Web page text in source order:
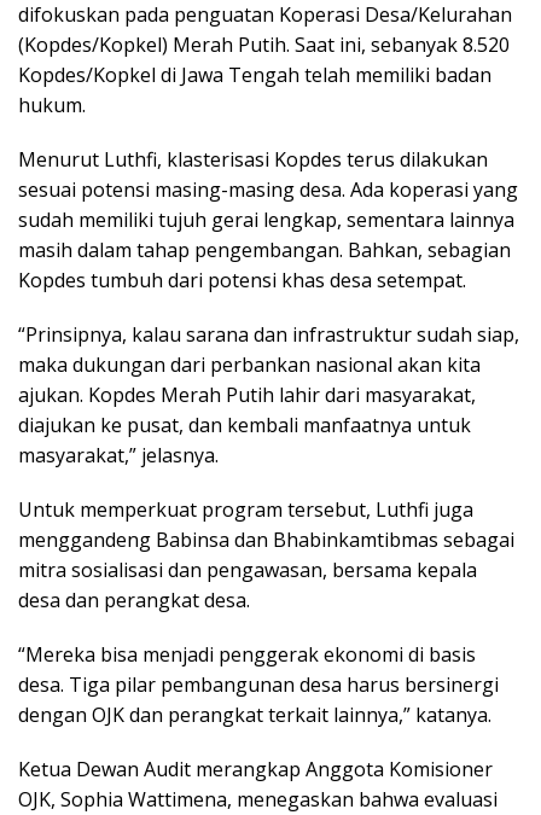
difokuskan pada penguatan Koperasi Desa/Kelurahan
(Kopdes/Kopkel) Merah Putih. Saat ini, sebanyak 8.520
Kopdes/Kopkel di Jawa Tengah telah memiliki badan
hukum.
Menurut Luthfi, klasterisasi Kopdes terus dilakukan
sesuai potensi masing-masing desa. Ada koperasi yang
sudah memiliki tujuh gerai lengkap, sementara lainnya
masih dalam tahap pengembangan. Bahkan, sebagian
Kopdes tumbuh dari potensi khas desa setempat.
“Prinsipnya, kalau sarana dan infrastruktur sudah siap,
maka dukungan dari perbankan nasional akan kita
ajukan. Kopdes Merah Putih lahir dari masyarakat,
diajukan ke pusat, dan kembali manfaatnya untuk
masyarakat,” jelasnya.
Untuk memperkuat program tersebut, Luthfi juga
menggandeng Babinsa dan Bhabinkamtibmas sebagai
mitra sosialisasi dan pengawasan, bersama kepala
desa dan perangkat desa.
“Mereka bisa menjadi penggerak ekonomi di basis
desa. Tiga pilar pembangunan desa harus bersinergi
dengan OJK dan perangkat terkait lainnya,” katanya.
Ketua Dewan Audit merangkap Anggota Komisioner
OJK, Sophia Wattimena, menegaskan bahwa evaluasi